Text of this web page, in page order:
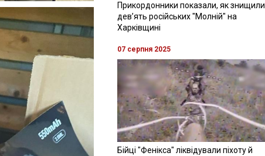
Прикордонники показали, як знищили
девʼять російських "Молній" на
Харківщині
07 серпня 2025
Бійці "Фенікса" ліквідували піхоту й